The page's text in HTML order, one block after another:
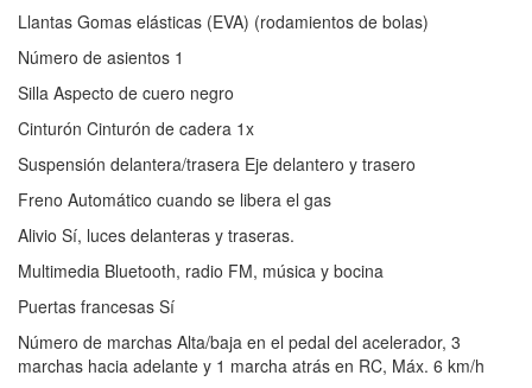
Llantas Gomas elásticas (EVA) (rodamientos de bolas)
Número de asientos 1
Silla Aspecto de cuero negro
Cinturón Cinturón de cadera 1x
Suspensión delantera/trasera Eje delantero y trasero
Freno Automático cuando se libera el gas
Alivio Sí, luces delanteras y traseras.
Multimedia Bluetooth, radio FM, música y bocina
Puertas francesas Sí
Número de marchas Alta/baja en el pedal del acelerador, 3
marchas hacia adelante y 1 marcha atrás en RC, Máx. 6 km/h